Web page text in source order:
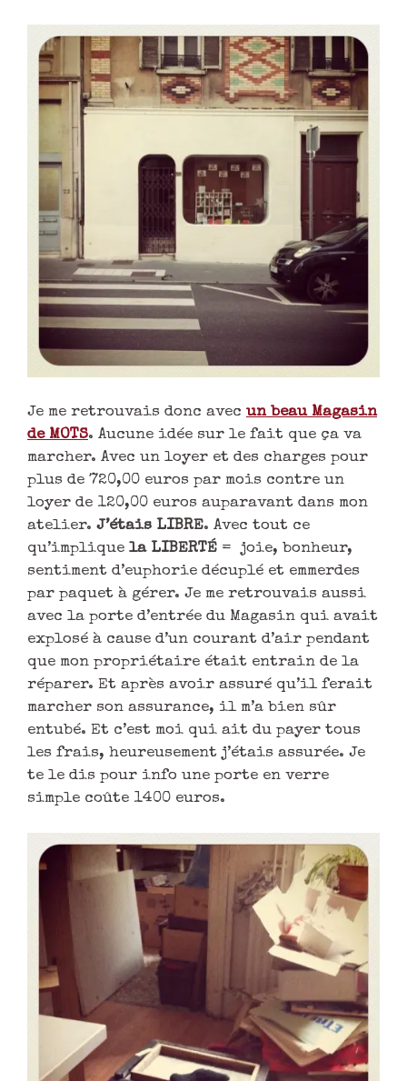
Je me retrouvais donc avec un beau Magasin
de MOTS. Aucune idée sur le fait que ça va
marcher. Avec un loyer et des charges pour
plus de 720,00 euros par mois contre un
loyer de 120,00 euros auparavant dans mon
atelier. J’étais LIBRE. Avec tout ce
qu’implique la LIBERTÉ = joie, bonheur,
sentiment d’euphorie décuplé et emmerdes
par paquet à gérer. Je me retrouvais aussi
avec la porte d’entrée du Magasin qui avait
explosé à cause d’un courant d’air pendant
que mon propriétaire était entrain de la
réparer. Et après avoir assuré qu’il ferait
marcher son assurance, il m’a bien sûr
entubé. Et c’est moi qui ait du payer tous
les frais, heureusement j’étais assurée. Je
te le dis pour info une porte en verre
simple coûte 1400 euros.